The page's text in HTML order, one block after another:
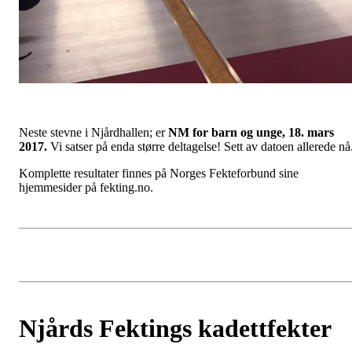
Neste stevne i Njårdhallen; erNM for barn og unge, 18. mars
2017. Vi satser på enda større deltagelse! Sett av datoen allerede
Komplette resultater finnes på Norges Fekteforbund sine
hjemmesider på fekting.no.
Njårds Fektings kadettfekter